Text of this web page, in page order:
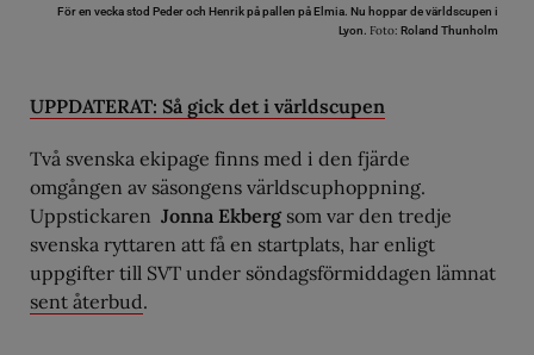
För en vecka stod Peder och Henrik på pallen på Elmia. Nu hoppar de världscupen i
Lyon. Foto: Roland Thunholm
UPPDATERAT: Så gick det i världscupen
Två svenska ekipage finns med i den fjärde
omgången av säsongens världscuphoppning.
Uppstickaren Jonna Ekberg som var den tredje
svenska ryttaren att få en startplats, har enligt
uppgifter till SVT under söndagsförmiddagen lämnat
sent återbud.